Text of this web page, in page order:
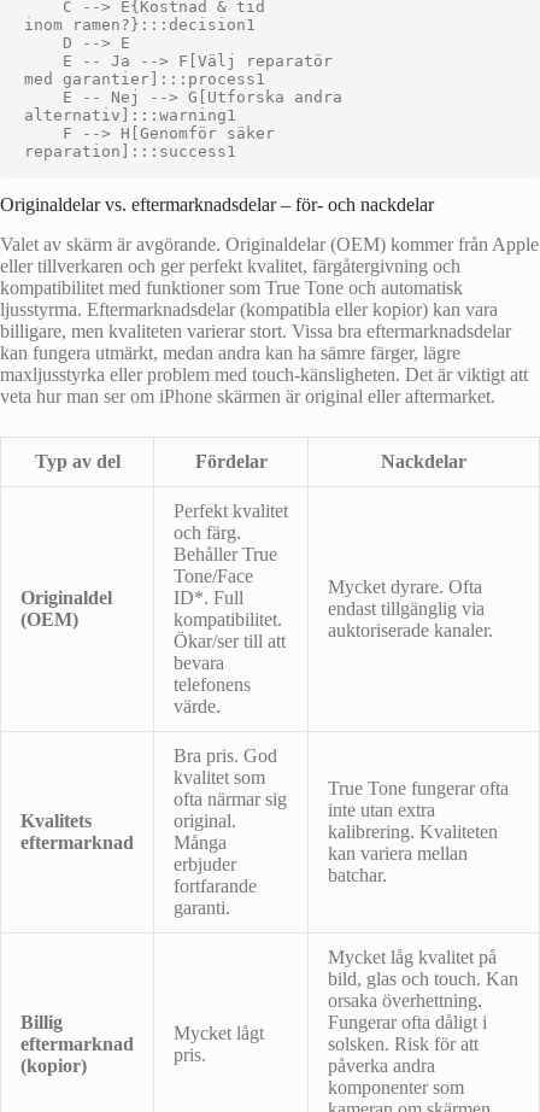
    C --> E{Kostnad & tid
inom ramen?}:::decision1
    D --> E
    E -- Ja --> F[Välj reparatör
med garantier]:::process1
    E -- Nej --> G[Utforska andra
alternativ]:::warning1
    F --> H[Genomför säker
Originaldelar vs. eftermarknadsdelar – för- och nackdelar
Valet av skärm är avgörande. Originaldelar (OEM) kommer från Apple
eller tillverkaren och ger perfekt kvalitet, färgåtergivning och
kompatibilitet med funktioner som True Tone och automatisk
ljusstyrma. Eftermarknadsdelar (kompatibla eller kopior) kan vara
billigare, men kvaliteten varierar stort. Vissa bra eftermarknadsdelar
kan fungera utmärkt, medan andra kan ha sämre färger, lägre
maxljusstyrka eller problem med touch-känsligheten. Det är viktigt att
veta hur man ser om iPhone skärmen är original eller aftermarket.
Typ av del Fördelar Nackdelar
Originaldel
(OEM)
Perfekt kvalitet
och färg.
Behåller True
Tone/Face
ID*. Full
kompatibilitet.
Ökar/ser till att
bevara
telefonens
värde.
Mycket dyrare. Ofta
endast tillgänglig via
auktoriserade kanaler.
Kvalitets
eftermarknad
Bra pris. God
kvalitet som
ofta närmar sig
original.
Många
erbjuder
fortfarande
garanti.
True Tone fungerar ofta
inte utan extra
kalibrering. Kvaliteten
kan variera mellan
batchar.
Billig
eftermarknad
(kopior)
Mycket lågt
pris.
Mycket låg kvalitet på
bild, glas och touch. Kan
orsaka överhettning.
Fungerar ofta dåligt i
solsken. Risk för att
påverka andra
komponenter som